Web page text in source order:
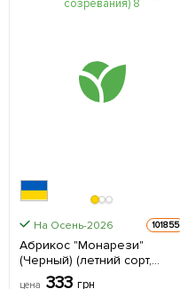
На Осень-2026 101855
Абрикос "Монарези"
(Черный) (летний сорт,
поздний срок созревания)
цена 333 грн